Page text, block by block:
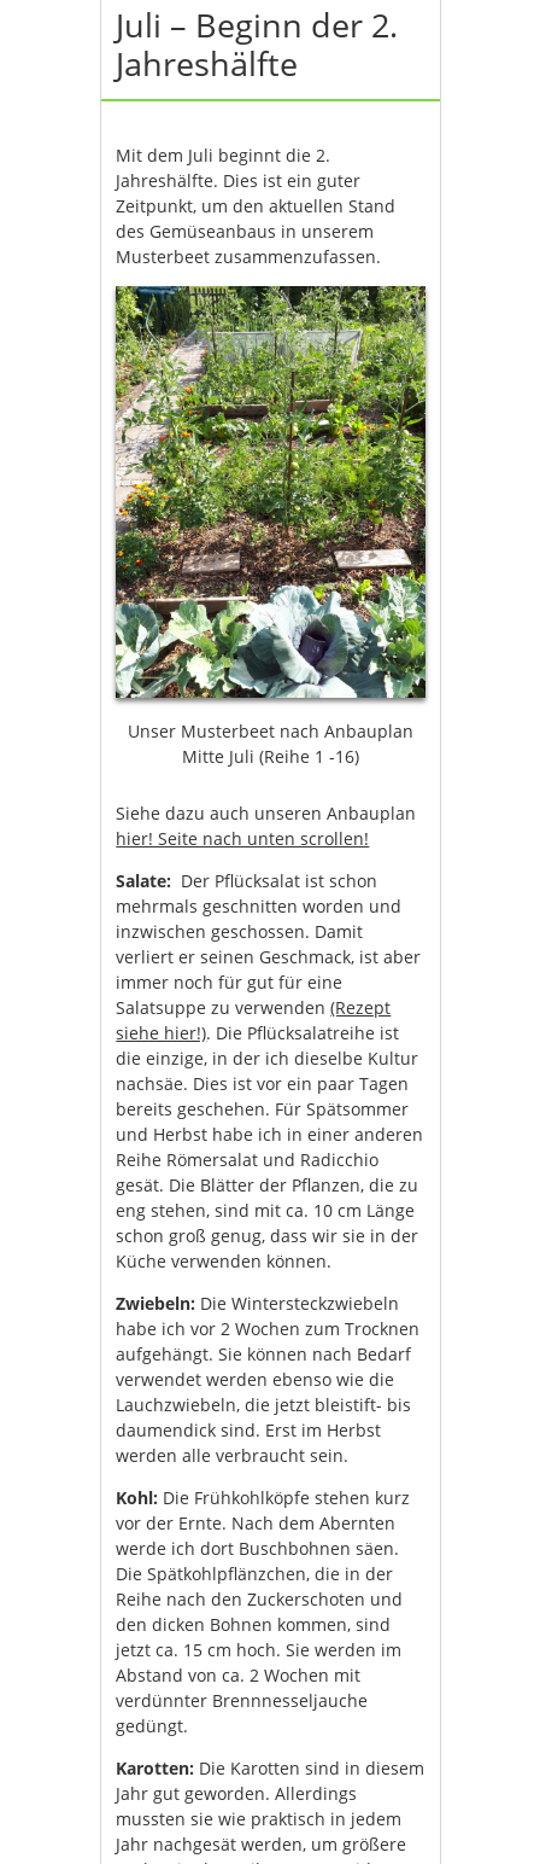
Juli – Beginn der 2.
Jahreshälfte
Mit dem Juli beginnt die 2.
Jahreshälfte. Dies ist ein guter
Zeitpunkt, um den aktuellen Stand
des Gemüseanbaus in unserem
Musterbeet zusammenzufassen.
Unser Musterbeet nach Anbauplan
Mitte Juli (Reihe 1 -16)
Siehe dazu auch unseren Anbauplan
hier! Seite nach unten scrollen!
Salate: Der Pflücksalat ist schon
mehrmals geschnitten worden und
inzwischen geschossen. Damit
verliert er seinen Geschmack, ist aber
immer noch für gut für eine
Salatsuppe zu verwenden(Rezept
siehe hier!). Die Pflücksalatreihe ist
die einzige, in der ich dieselbe Kultur
nachsäe. Dies ist vor ein paar Tagen
bereits geschehen. Für Spätsommer
und Herbst habe ich in einer anderen
Reihe Römersalat und Radicchio
gesät. Die Blätter der Pflanzen, die zu
eng stehen, sind mit ca. 10 cm Länge
schon groß genug, dass wir sie in der
Küche verwenden können.
Zwiebeln: Die Wintersteckzwiebeln
habe ich vor 2 Wochen zum Trocknen
aufgehängt. Sie können nach Bedarf
verwendet werden ebenso wie die
Lauchzwiebeln, die jetzt bleistift- bis
daumendick sind. Erst im Herbst
werden alle verbraucht sein.
Kohl: Die Frühkohlköpfe stehen kurz
vor der Ernte. Nach dem Abernten
werde ich dort Buschbohnen säen.
Die Spätkohlpflänzchen, die in der
Reihe nach den Zuckerschoten und
den dicken Bohnen kommen, sind
jetzt ca. 15 cm hoch. Sie werden im
Abstand von ca. 2 Wochen mit
verdünnter Brennnesseljauche
gedüngt.
Karotten: Die Karotten sind in diesem
Jahr gut geworden. Allerdings
mussten sie wie praktisch in jedem
Jahr nachgesät werden, um größere